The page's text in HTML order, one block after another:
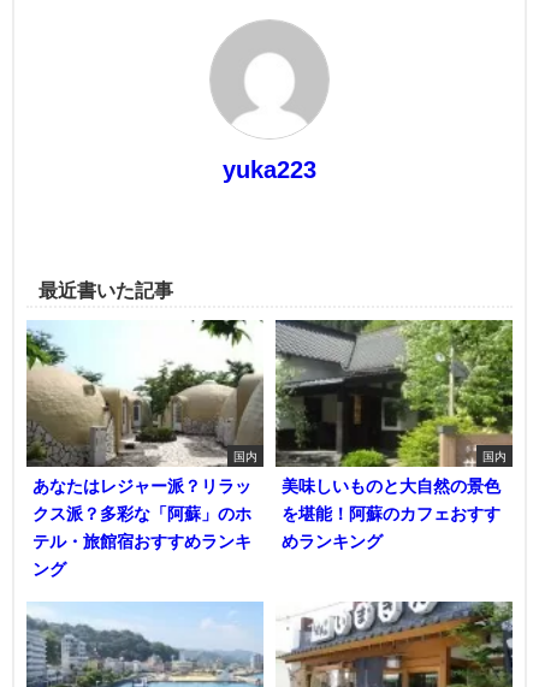
yuka223
最近書いた記事
国内
あなたはレジャー派？リラッ
クス派？多彩な「阿蘇」のホ
テル・旅館宿おすすめランキ
ング
国内
美味しいものと大自然の景色
を堪能！阿蘇のカフェおすす
めランキング